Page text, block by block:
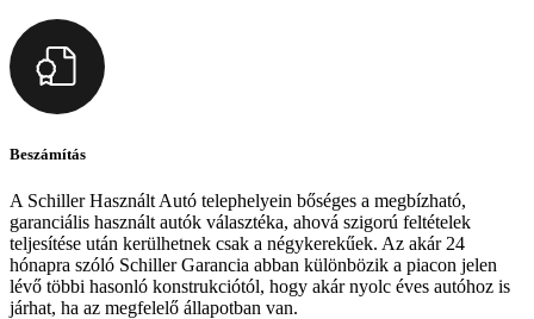
Beszámítás
A Schiller Használt Autó telephelyein bőséges a megbízható,
garanciális használt autók választéka, ahová szigorú feltételek
teljesítése után kerülhetnek csak a négykerekűek. Az akár 24
hónapra szóló Schiller Garancia abban különbözik a piacon jelen
lévő többi hasonló konstrukciótól, hogy akár nyolc éves autóhoz is
járhat, ha az megfelelő állapotban van.